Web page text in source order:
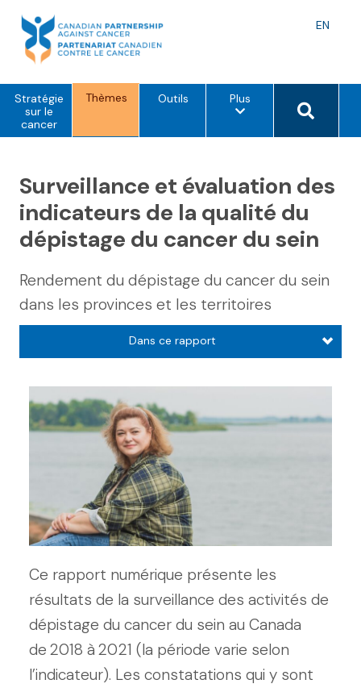
content
EN
Stratégie
sur le
cancer
Thèmes Outils Pluso
i
d
e
m
n
Search
Surveillance et évaluation des
indicateurs de la qualité du
dépistage du cancer du sein
Rendement du dépistage du cancer du sein
dans les provinces et les territoires
Dans ce rapport
Ce rapport numérique présente les
résultats de la surveillance des activités de
dépistage du cancer du sein au Canada
de 2018 à 2021 (la période varie selon
l’indicateur). Les constatations qui y sont